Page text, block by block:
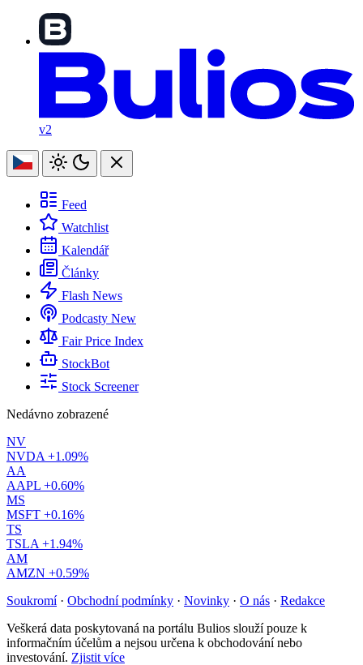
v2
Feed
Watchlist
Kalendář
Články
Flash News
Podcasty New
Fair Price Index
StockBot
Stock Screener
Nedávno zobrazené
NV
NVDA +1.09%
AA
AAPL +0.60%
MS
MSFT +0.16%
TS
TSLA +1.94%
AM
AMZN +0.59%
Soukromí · Obchodní podmínky · Novinky · O nás · Redakce
Veškerá data poskytovaná na portálu Bulios slouží pouze k
informačním účelům a nejsou určena k obchodování nebo
investování. Zjistit více